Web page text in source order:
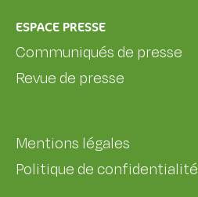
ESPACE PRESSE
Communiqués de presse
Revue de presse
Mentions légales
Politique de confidentialité